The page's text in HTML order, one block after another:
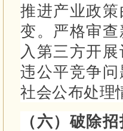
推进产业政
变。 严格审
入第三方开展
违公平竞争
社会公布处理
（六）破除